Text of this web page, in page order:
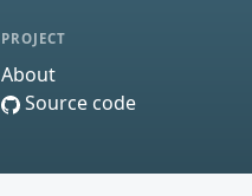
PROJECT
About
Source code